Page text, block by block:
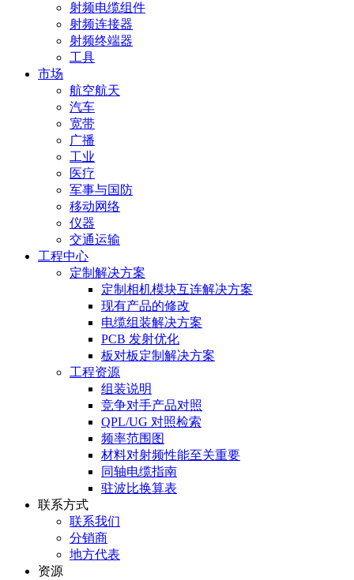
射频电缆组件
射频连接器
射频终端器
工具
市场
航空航天
汽车
宽带
广播
工业
医疗
军事与国防
移动网络
仪器
交通运输
工程中心
定制解决方案
定制相机模块互连解决方案
现有产品的修改
电缆组装解决方案
PCB 发射优化
板对板定制解决方案
工程资源
组装说明
竞争对手产品对照
QPL/UG 对照检索
频率范围图
材料对射频性能至关重要
同轴电缆指南
驻波比换算表
联系方式
联系我们
分销商
地方代表
资源